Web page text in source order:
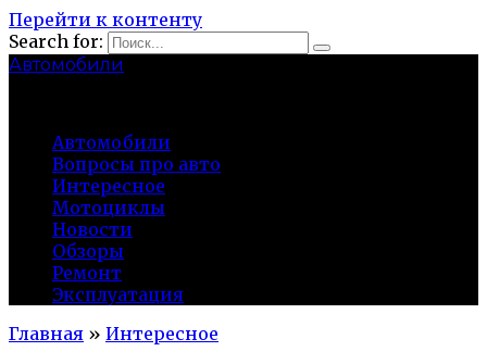
Перейти к контенту
Search for:
Автомобили
Автомобили
Вопросы про авто
Интересное
Мотоциклы
Новости
Обзоры
Ремонт
Эксплуатация
Главная » Интересное